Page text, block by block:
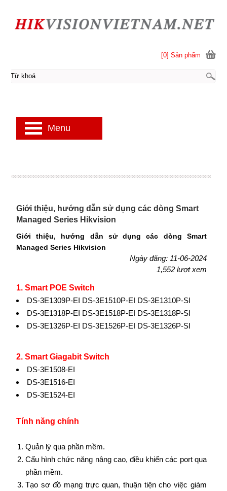
Giới thiệu, hướng dẫn sử dụng các dòng Smart
Managed Series Hikvision
Giới thiệu, hướng dẫn sử dụng các dòng Smart
Managed Series Hikvision
Ngày đăng: 11-06-2024
1,552 lượt xem
1. Smart POE Switch
DS-3E1309P-EI DS-3E1510P-EI DS-3E1310P-SI
DS-3E1318P-EI DS-3E1518P-EI DS-3E1318P-SI
DS-3E1326P-EI DS-3E1526P-EI DS-3E1326P-SI
2. Smart Giagabit Switch
DS-3E1508-EI
DS-3E1516-EI
DS-3E1524-EI
Tính năng chính
Quản lý qua phần mềm.
Cấu hình chức năng nâng cao, điều khiển các port qua
phần mềm.
Tạo sơ đồ mạng trực quan, thuận tiện cho việc giám
[0] Sản phẩm
Menu